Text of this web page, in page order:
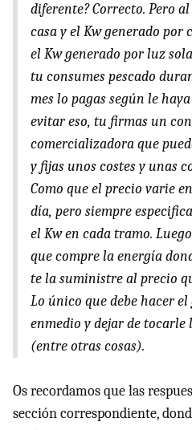
diferente? Correcto. Pero
casa y el Kw generado por
el Kw generado por luz
tu consumes pescado
mes lo pagas según le
evitar eso, tu firmas un
comercializadora que
y fijas unos costes y unas
Como que el precio varie
día, pero siempre
el Kw en cada tramo.
que compre la energía
te la suministre al precio
Lo único que debe hacer
enmedio y dejar de
(entre otras cosas).
Os recordamos que las
sección correspondiente,